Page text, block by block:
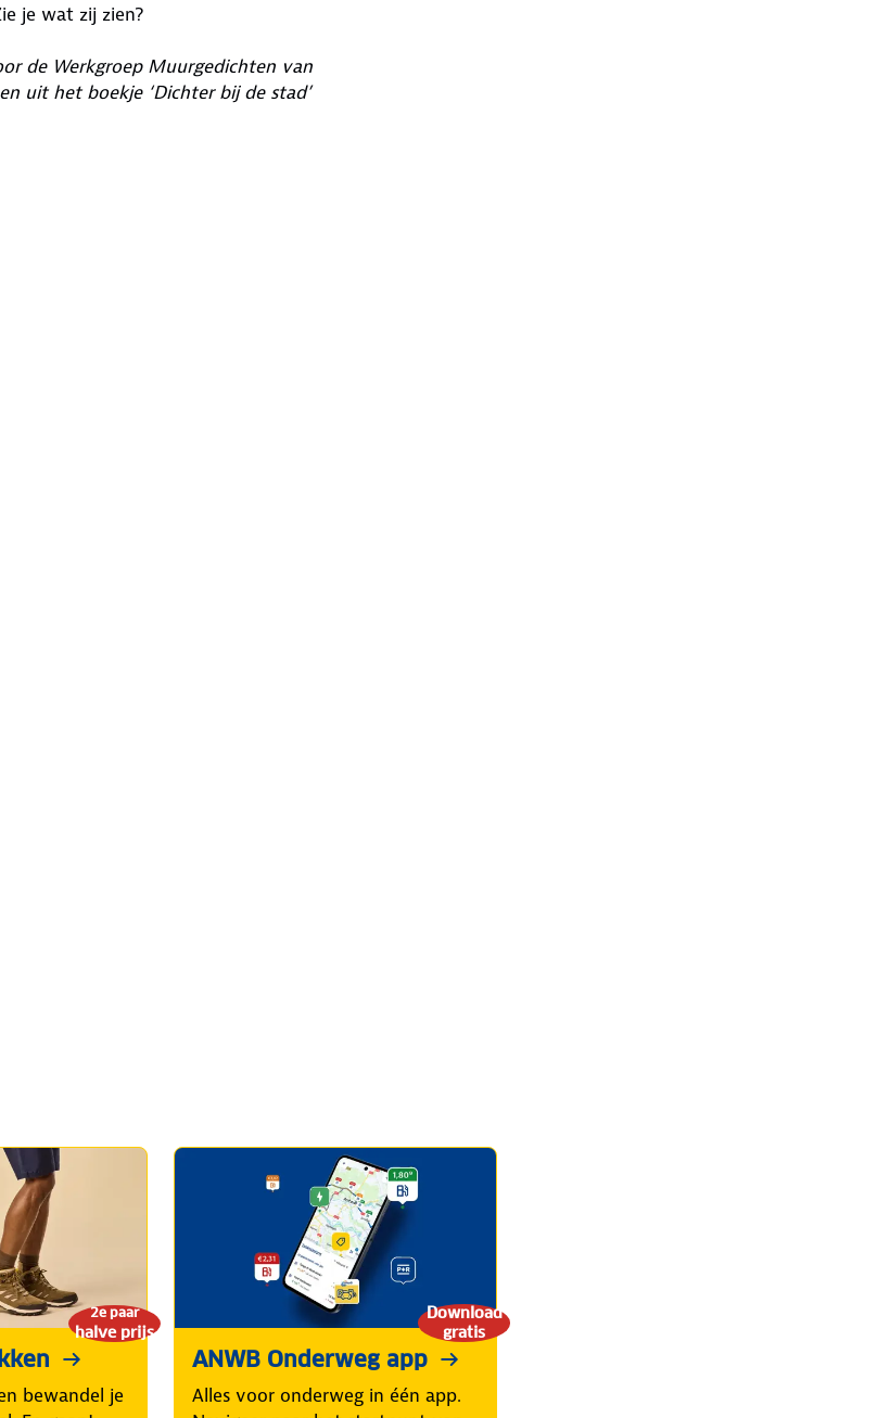
je wat zij zien?
de Werkgroep Muurgedichten van
uit het boekje ‘Dichter bij de stad’
2e paar
halve prijs
bewandel je
Download
gratis
ANWB Onderweg app
Alles voor onderweg in één app.